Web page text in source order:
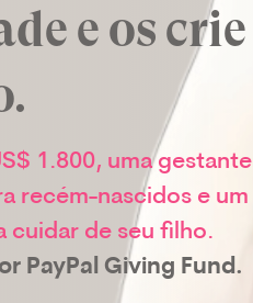
e os
1.800, uma
recém-nascidos e
cuidar de seu filho.
PayPal Giving Fund.